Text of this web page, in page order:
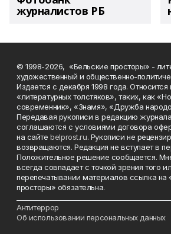
журналистов РБ
© 1998-2026, «Бельские просторы» -
художественный и общественно-
Издается с декабря 1998 года. Относится
«литературных толстяков», таких, как
современник», «Знамя», «Дружба
Передавая рукописи в редакцию
соглашаются с условиями договора
на сайтеbelprost.ru. Рукописи не
возвращаются. Редакция не вступает в
Положительное решение сообщается.
всегда совпадает с точкой зрения того
перепечатывании материалов ссылка на
просторы» обязательна.
Антитеррор
Об использовании персональных данных